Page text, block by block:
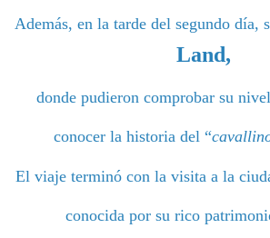
Además, en la tarde del segundo día,
Land,
donde pudieron comprobar su
conocer la historia del “
El viaje terminó con la visita a la
conocida por su rico